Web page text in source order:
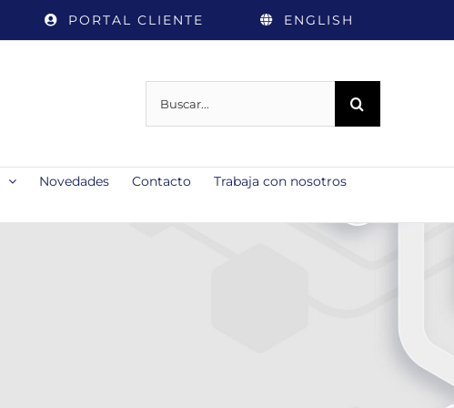
PORTAL CLIENTE ENGLISH
Novedades Contacto
Trabaja con nosotros